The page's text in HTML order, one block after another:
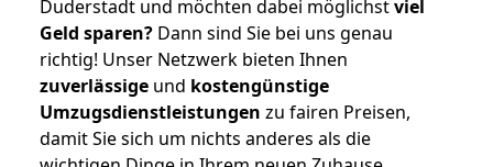
Duderstadt und möchten dabei möglichstviel
Geld sparen? Dann sind Sie bei uns genau
richtig! Unser Netzwerk bieten Ihnen
zuverlässige und kostengünstige
Umzugsdienstleistungen zu fairen Preisen,
damit Sie sich um nichts anderes als die